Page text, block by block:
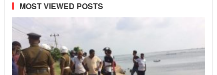
MOST VIEWED POSTS